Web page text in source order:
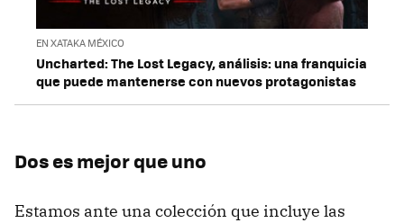
EN XATAKA MÉXICO
Uncharted: The Lost Legacy, análisis: una franquicia
que puede mantenerse con nuevos protagonistas
Dos es mejor que uno
Estamos ante una colección que incluye las